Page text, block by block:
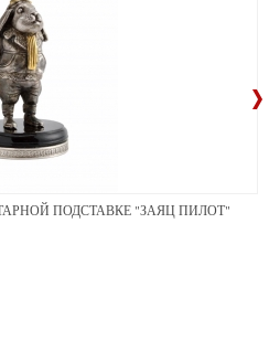
ПОДСТАВКЕ "ЗАЯЦ ПИЛОТ"